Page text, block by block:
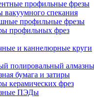
профильные фрезы
вакуумного спекания
профильные фрезы
профильных фрез
и каннелюрные круги
полировальный
бумага и затиры
керамических фрез
ПЭДы